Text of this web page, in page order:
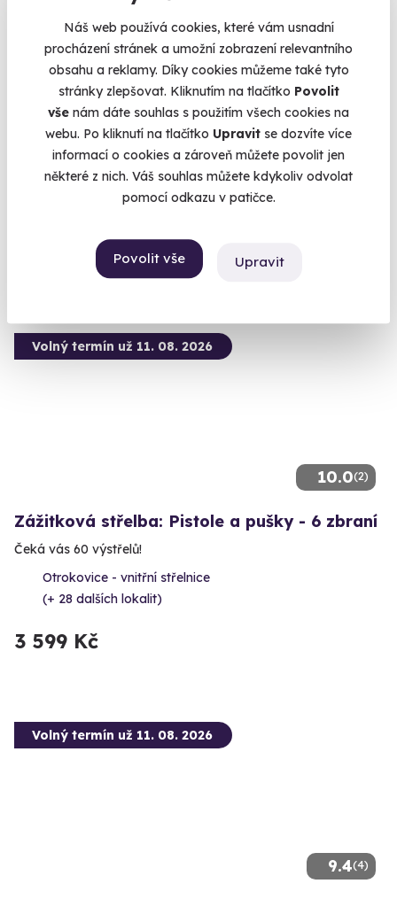
Náš web používá cookies, které vám usnadní
procházení stránek a umožní zobrazení relevantního
obsahu a reklamy. Díky cookies můžeme také tyto
stránky zlepšovat. Kliknutím na tlačítko Povolit
vše nám dáte souhlas s použitím všech cookies na
webu. Po kliknutí na tlačítko Upravit se dozvíte více
informací o cookies a zároveň můžete povolit jen
některé z nich. Váš souhlas můžete kdykoliv odvolat
pomocí odkazu v patičce.
Povolit vše Upravit
9.5
Zážitková střelba: Dlouhé zbraně - 6 zbraní
Z každé zbraně si zastřílíte pětkrát - celkem 30 výstřelů.
Otrokovice - vnitřní střelnice
(+ 28 dalších lokalit)
1 899 Kč
10.0(2)
Volný termín už 11. 08. 2026
Zážitková střelba: Pistole a pušky - 6 zbraní
Čeká vás 60 výstřelů!
Otrokovice - vnitřní střelnice
(+ 28 dalších lokalit)
3 599 Kč
9.4(4)
Volný termín už 11. 08. 2026